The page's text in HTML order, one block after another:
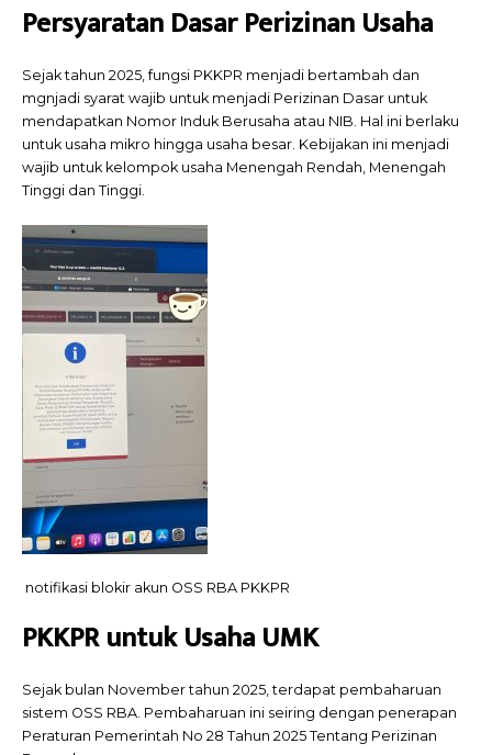
Persyaratan Dasar Perizinan Usaha
Sejak tahun 2025, fungsi PKKPR menjadi bertambah dan
mgnjadi syarat wajib untuk menjadi Perizinan Dasar untuk
mendapatkan Nomor Induk Berusaha atau NIB. Hal ini berlaku
untuk usaha mikro hingga usaha besar. Kebijakan ini menjadi
wajib untuk kelompok usaha Menengah Rendah, Menengah
Tinggi dan Tinggi.
notifikasi blokir akun OSS RBA PKKPR
PKKPR untuk Usaha UMK
Sejak bulan November tahun 2025, terdapat pembaharuan
sistem OSS RBA. Pembaharuan ini seiring dengan penerapan
Peraturan Pemerintah No 28 Tahun 2025 Tentang Perizinan